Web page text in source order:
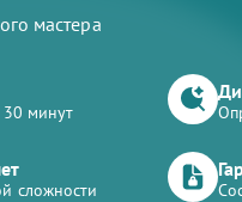
мастера
30 минут
сложности